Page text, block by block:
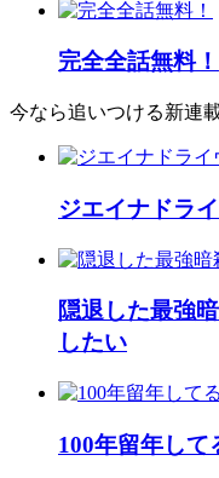
完全全話無料！
今なら追いつける新連載
ジエイナドラ
隠退した最強
したい
100年留年して